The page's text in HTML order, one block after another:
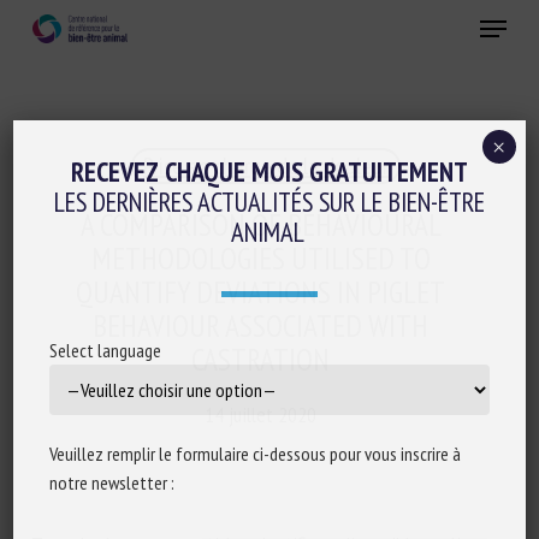
Menu
Prise en charge de la douleur
A COMPARISON OF BEHAVIOURAL
QUANTIFY DEVIATIONS IN PIGLET
RECEVEZ CHAQUE MOIS GRATUITEMENT
LES DERNIÈRES ACTUALITÉS SUR LE BIEN-ÊTRE
ANIMAL
Select language
Veuillez remplir le formulaire ci-dessous pour vous inscrire à
notre newsletter :
×